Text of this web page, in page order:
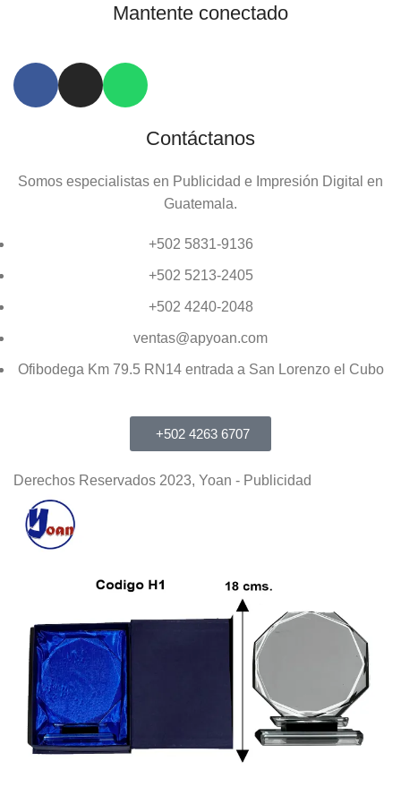
Mantente conectado
Contáctanos
Somos especialistas en Publicidad e Impresión Digital en
Guatemala.
+502 5831-9136
+502 5213-2405
+502 4240-2048
ventas@apyoan.com
Ofibodega Km 79.5 RN14 entrada a San Lorenzo el Cubo
+502 4263 6707
Derechos Reservados 2023, Yoan - Publicidad